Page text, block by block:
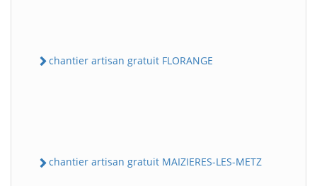
chantier artisan gratuit FLORANGE
chantier artisan gratuit MAIZIERES-LES-METZ